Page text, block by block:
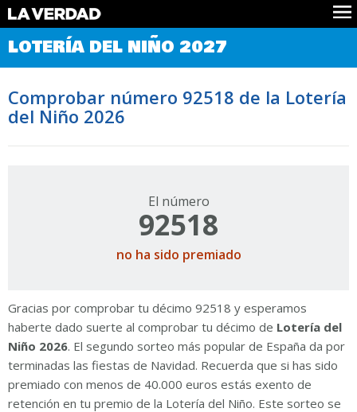
Comprobar Loteria del Niño
Premios
Noticias
Datos
Historia
LOTERÍA DEL NIÑO 2027
Comprobar número 92518 de la Lotería
del Niño 2026
El número
92518
no ha sido premiado
Gracias por comprobar tu décimo 92518 y esperamos
haberte dado suerte al comprobar tu décimo de Lotería del
Niño 2026. El segundo sorteo más popular de España da por
terminadas las fiestas de Navidad. Recuerda que si has sido
premiado con menos de 40.000 euros estás exento de
retención en tu premio de la Lotería del Niño. Este sorteo se